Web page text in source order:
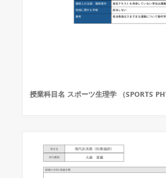
授業科目名 スポーツ生理学 （SPORTS